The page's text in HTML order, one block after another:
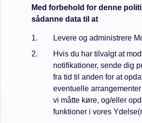
Med forbehold for denne
sådanne data til at
Levere og administrere
Hvis du har tilvalgt at
notifikationer, sende dig
fra tid til anden for at
eventuelle
vi måtte køre, og/eller
funktioner i vores